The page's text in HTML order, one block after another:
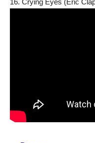
16. Crying Eyes (Eric